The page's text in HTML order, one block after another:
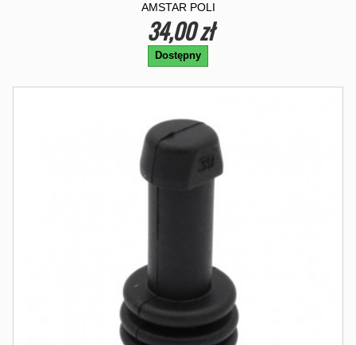
AMSTAR POLI
34,00 zł
Dostępny